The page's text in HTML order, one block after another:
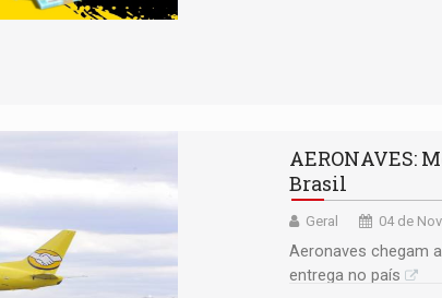
AERONAVES:
Brasil
Geral 04 de
Aeronaves chegam
entrega no país